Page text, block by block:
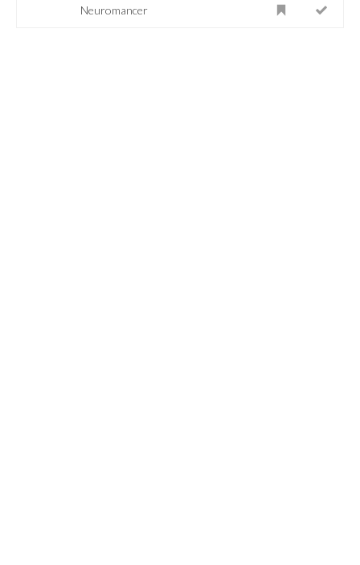
Neuromancer